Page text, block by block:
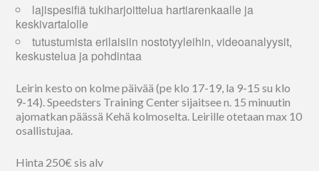
lajispesifiä tukiharjoittelua hartiarenkaalle ja
keskivartalolle
tutustumista erilaisiin nostotyyleihin, videoanalyysit,
keskustelua ja pohdintaa
Leirin kesto on kolme päivää (pe klo 17-19, la 9-15 su klo
9-14). Speedsters Training Center sijaitsee n. 15 minuutin
ajomatkan päässä Kehä kolmoselta. Leirille otetaan max 10
osallistujaa.
Hinta 250€ sis alv